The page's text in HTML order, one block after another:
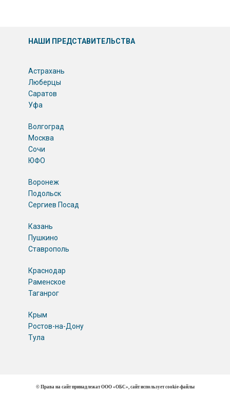
НАШИ ПРЕДСТАВИТЕЛЬСТВА
Астрахань
Люберцы
Саратов
Уфа
Волгоград
Москва
Сочи
ЮФО
Воронеж
Подольск
Сергиев Посад
Казань
Пушкино
Ставрополь
Краснодар
Раменское
Таганрог
Крым
Ростов-на-Дону
Тула
© Права на сайт принадлежат ООО «ОБС», сайт использует cookie-файлы